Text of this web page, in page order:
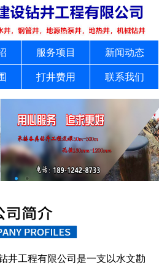
服务项目 新闻动态
打井费用 联系我们
工程有限公司是一支以水文勘